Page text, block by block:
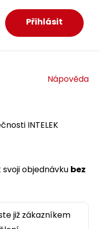
Přihlásit
Nápověda
INTELEK
objednávku bez
již zákazníkem